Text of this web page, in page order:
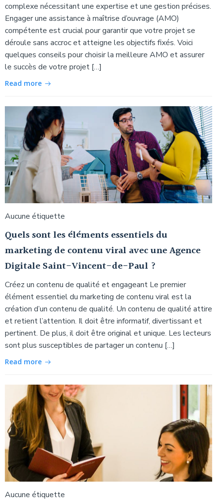
complexe nécessitant une expertise et une gestion précises.
Engager une assistance à maîtrise d’ouvrage (AMO)
compétente est crucial pour garantir que votre projet se
déroule sans accroc et atteigne les objectifs fixés. Voici
quelques conseils pour choisir la meilleure AMO et assurer
le succès de votre projet […]
Read more
Aucune étiquette
Quels sont les éléments essentiels du
marketing de contenu viral avec une Agence
Digitale Saint-Vincent-de-Paul ?
Créez un contenu de qualité et engageant Le premier
élément essentiel du marketing de contenu viral est la
création d’un contenu de qualité. Un contenu de qualité attire
et retient l’attention. Il doit être informatif, divertissant et
pertinent. De plus, il doit être original et unique. Les lecteurs
sont plus susceptibles de partager un contenu […]
Read more
Aucune étiquette